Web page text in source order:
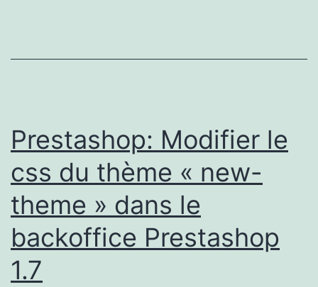
de
site
web
Middleman
service.
Prestashop: Modifier le
css du thème « new-
theme » dans le
backoffice Prestashop
1.7